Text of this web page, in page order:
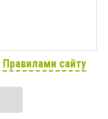
Правилами сайту